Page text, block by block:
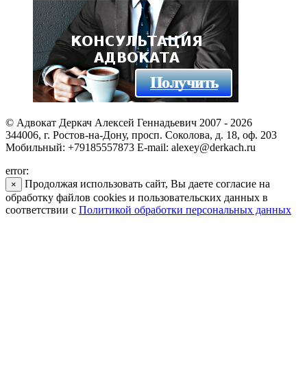
© Адвокат Деркач Алексей Геннадьевич 2007 - 2026
344006, г. Ростов-на-Дону, просп. Соколова, д. 18, оф. 203
Мобильный: +79185557873 E-mail: alexey@derkach.ru
error:
×
Продолжая использовать сайт, Вы даете согласие на
обработку файлов cookies и пользовательских данных в
соответствии с Политикой обработки персональных данных